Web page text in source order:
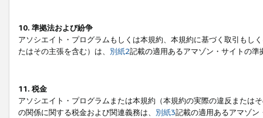
10. 準拠法および紛争
アソシエイト・プログラムもしくは本規約、本規約に基づく取引もし
たはその主張を含む）は、 別紙2記載の適用あるアマゾン・サイトの
11. 税金
アソシエイト・プログラムまたは本規約（本規約の実際の違反または
の関係に関する税金および関連義務は、 別紙3記載の適用あるアマゾン